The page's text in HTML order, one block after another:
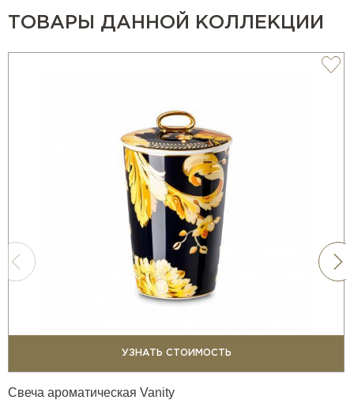
ТОВАРЫ ДАННОЙ КОЛЛЕКЦИИ
УЗНАТЬ СТОИМОСТЬ
Свеча ароматическая Vanity